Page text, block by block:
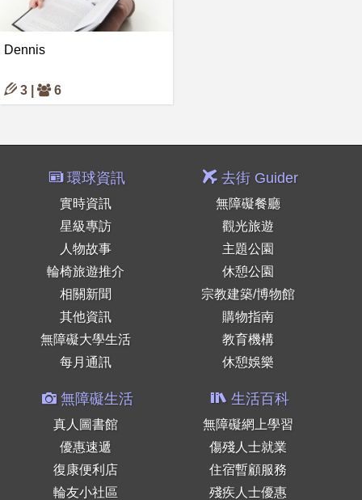
Dennis
3 | 6
環球資訊
實時資訊
星級專訪
人物故事
輪椅旅遊推介
相關新聞
其他資訊
無障礙大學生活
每月通訊
去街 Guider
無障礙餐廳
觀光旅遊
主題公園
休憩公園
宗教建築/博物館
購物指南
教育機構
休憩娛樂
無障礙生活
真人圖書館
優惠速遞
復康便利店
輪友小社區
生活百科
無障礙網上學習
傷殘人士就業
住宿暫顧服務
殘疾人士優惠